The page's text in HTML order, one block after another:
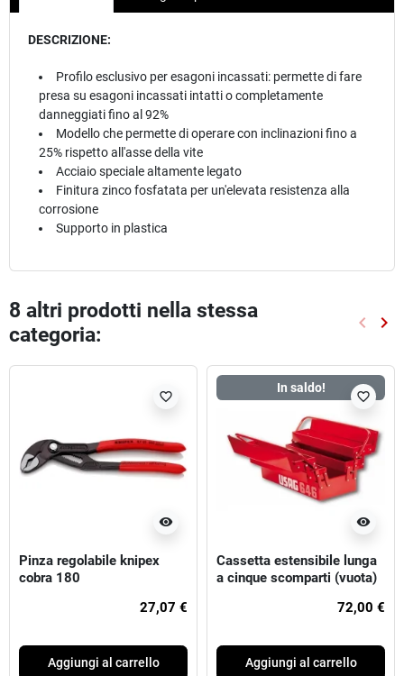
DESCRIZIONE:
Profilo esclusivo per esagoni incassati: permette di fare
presa su esagoni incassati intatti o completamente
danneggiati fino al 92%
Modello che permette di operare con inclinazioni fino a
25% rispetto all'asse della vite
Acciaio speciale altamente legato
Finitura zinco fosfatata per un'elevata resistenza alla
corrosione
Supporto in plastica
8 altri prodotti nella stessa
categoria:
keyboard_arrow_left keyboard_arrow_right
visibility
favorite_border
Pinza regolabile knipex
cobra 180
27,07 €
Aggiungi al carrello
In saldo!
visibility
favorite_border
Cassetta estensibile lunga
a cinque scomparti (vuota)
72,00 €
Aggiungi al carrello